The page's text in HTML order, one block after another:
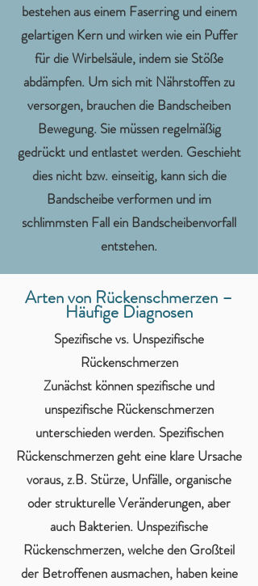
bestehen aus einem Faserring und einem
gelartigen Kern und wirken wie ein Puffer
für die Wirbelsäule, indem sie Stöße
abdämpfen. Um sich mit Nährstoffen zu
versorgen, brauchen die Bandscheiben
Bewegung. Sie müssen regelmäßig
gedrückt und entlastet werden. Geschieht
dies nicht bzw. einseitig, kann sich die
Bandscheibe verformen und im
schlimmsten Fall ein Bandscheibenvorfall
entstehen.
Arten von Rückenschmerzen –
Häufige Diagnosen
Spezifische vs. Unspezifische
Rückenschmerzen
Zunächst können spezifische und
unspezifische Rückenschmerzen
unterschieden werden. Spezifischen
Rückenschmerzen geht eine klare Ursache
voraus, z.B. Stürze, Unfälle, organische
oder strukturelle Veränderungen, aber
auch Bakterien. Unspezifische
Rückenschmerzen, welche den Großteil
der Betroffenen ausmachen, haben keine